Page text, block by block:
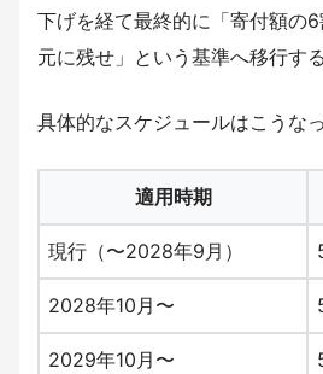
下げを経て最終的に「寄付額の
元に残せ」という基準へ移行す
具体的なスケジュールはこうな
適用時期
現行（〜2028年9月）
2028年10月〜
2029年10月〜